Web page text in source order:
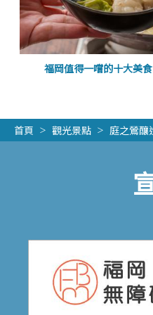
福岡值得一嚐的十大美
首頁 觀光景點 庭之鶯釀